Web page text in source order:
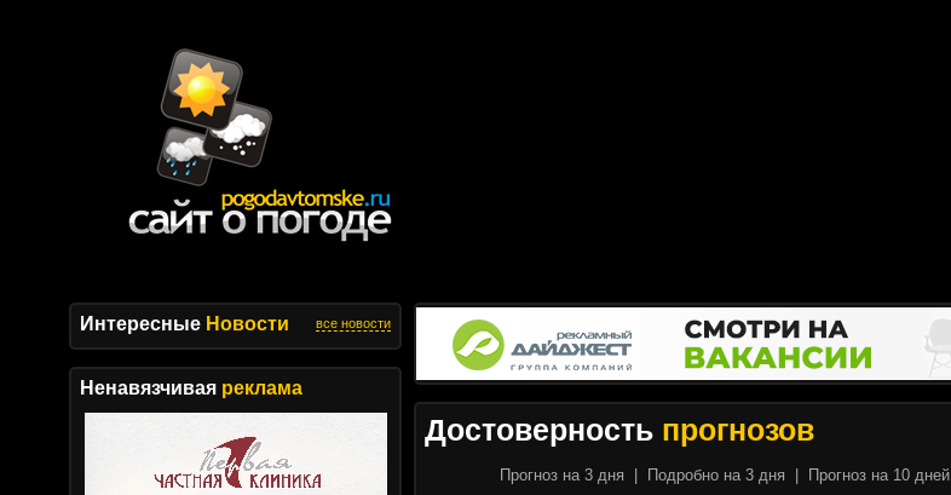
Интересные Новости все новости
Ненавязчивая реклама
Достоверность прогнозов
Прогноз на 3 дня Подробно на 3 дня Прогноз на 10 дней